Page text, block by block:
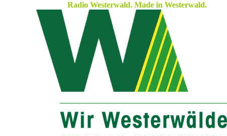
Radio Westerwald. Made in Westerwald.